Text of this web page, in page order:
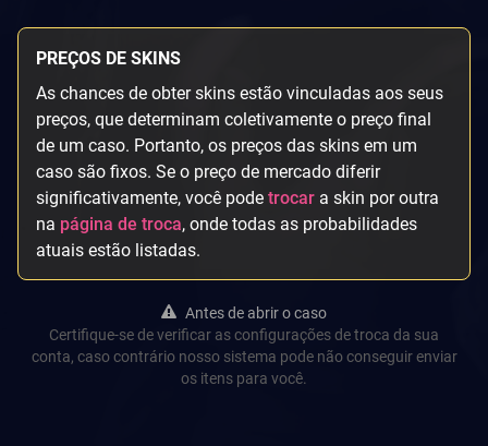
PREÇOS DE SKINS
As chances de obter skins estão vinculadas aos seus
preços, que determinam coletivamente o preço final
de um caso. Portanto, os preços das skins em um
caso são fixos. Se o preço de mercado diferir
significativamente, você pode trocar a skin por outra
na página de troca, onde todas as probabilidades
atuais estão listadas.
Antes de abrir o caso
Certifique-se de verificar as configurações de troca da sua
conta, caso contrário nosso sistema pode não conseguir enviar
os itens para você.